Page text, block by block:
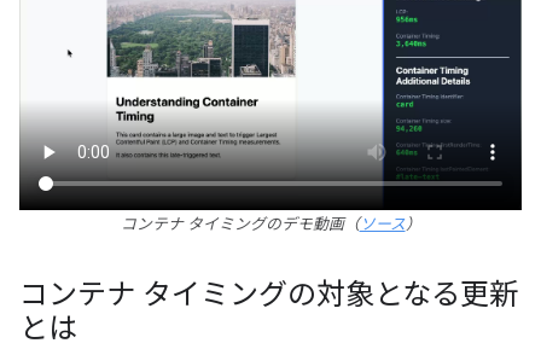
コンテナ タイミングのデモ動画（ソース）
コンテナ タイミングの対象となる更新
とは